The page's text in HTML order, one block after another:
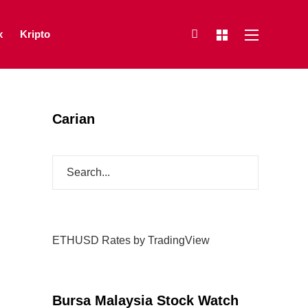
Kripto
Carian
ETHUSD Rates by TradingView
Bursa Malaysia Stock Watch